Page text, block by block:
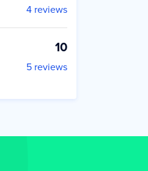
4 reviews
10
5 reviews